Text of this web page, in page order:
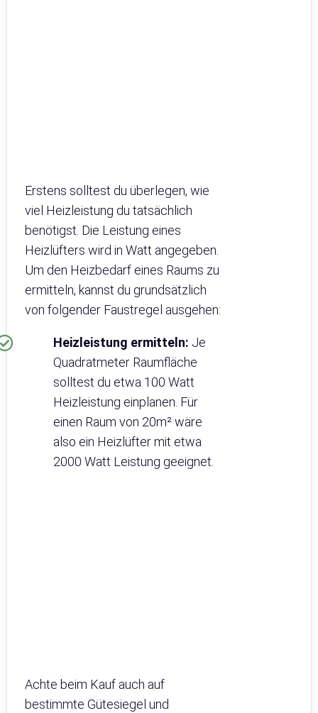
Erstens solltest du überlegen, wie
viel Heizleistung du tatsächlich
benötigst. Die Leistung eines
Heizlüfters wird in Watt angegeben.
Um den Heizbedarf eines Raums zu
ermitteln, kannst du grundsätzlich
von folgender Faustregel ausgehen:
Heizleistung ermitteln: Je
Quadratmeter Raumfläche
solltest du etwa 100 Watt
Heizleistung einplanen. Für
einen Raum von 20m² wäre
also ein Heizlüfter mit etwa
2000 Watt Leistung geeignet.
Achte beim Kauf auch auf
bestimmte Gütesiegel und